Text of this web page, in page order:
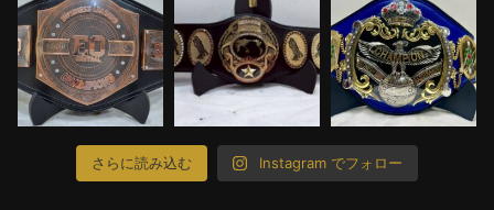
さらに読み込む Instagram でフォロー